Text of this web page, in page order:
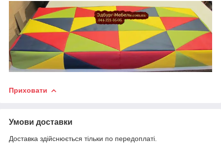
Приховати
Умови доставки
Доставка здійснюється тільки по передоплаті.